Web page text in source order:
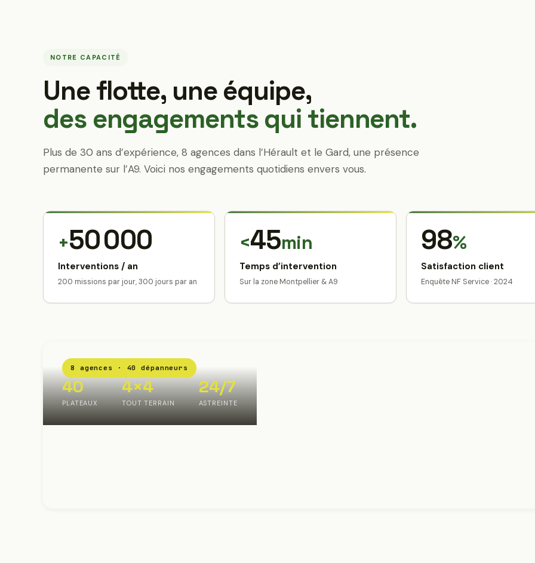
NOTRE CAPACITÉ
Une flotte, une équipe,
des engagements qui tiennent.
Plus de 30 ans d’expérience, 8 agences dans l’Hérault et le Gard, une présence
permanente sur l’A9. Voici nos engagements quotidiens envers vous.
+50 000
Interventions / an
200 missions par jour, 300 jours par an
<45min
Temps d’intervention
Sur la zone Montpellier & A9
98%
Satisfaction client
Enquête NF Service · 2024
8 agences · 40 dépanneurs
40
PLATEAUX
4×4
TOUT TERRAIN
24/7
ASTREINTE